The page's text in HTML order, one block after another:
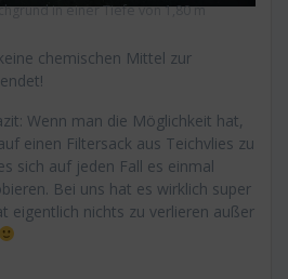
in einer Tiefe von 1,80 m
chemischen Mittel zur
Wenn man die Möglichkeit hat,
einen Filtersack aus Teichvlies zu
sich auf jeden Fall es einmal
Bei uns hat es wirklich super
eigentlich nichts zu verlieren außer